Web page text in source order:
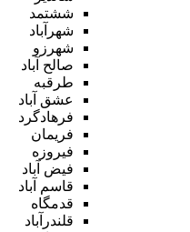
ششتمد
شهرآباد
شهرزو
صالح آباد
طرقبه
عشق آباد
فرهادگرد
فریمان
فیروزه
فیض آباد
قاسم آباد
قدمگاه
قلندرآباد